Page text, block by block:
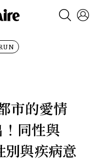
市的愛情
同性與
與疾病意